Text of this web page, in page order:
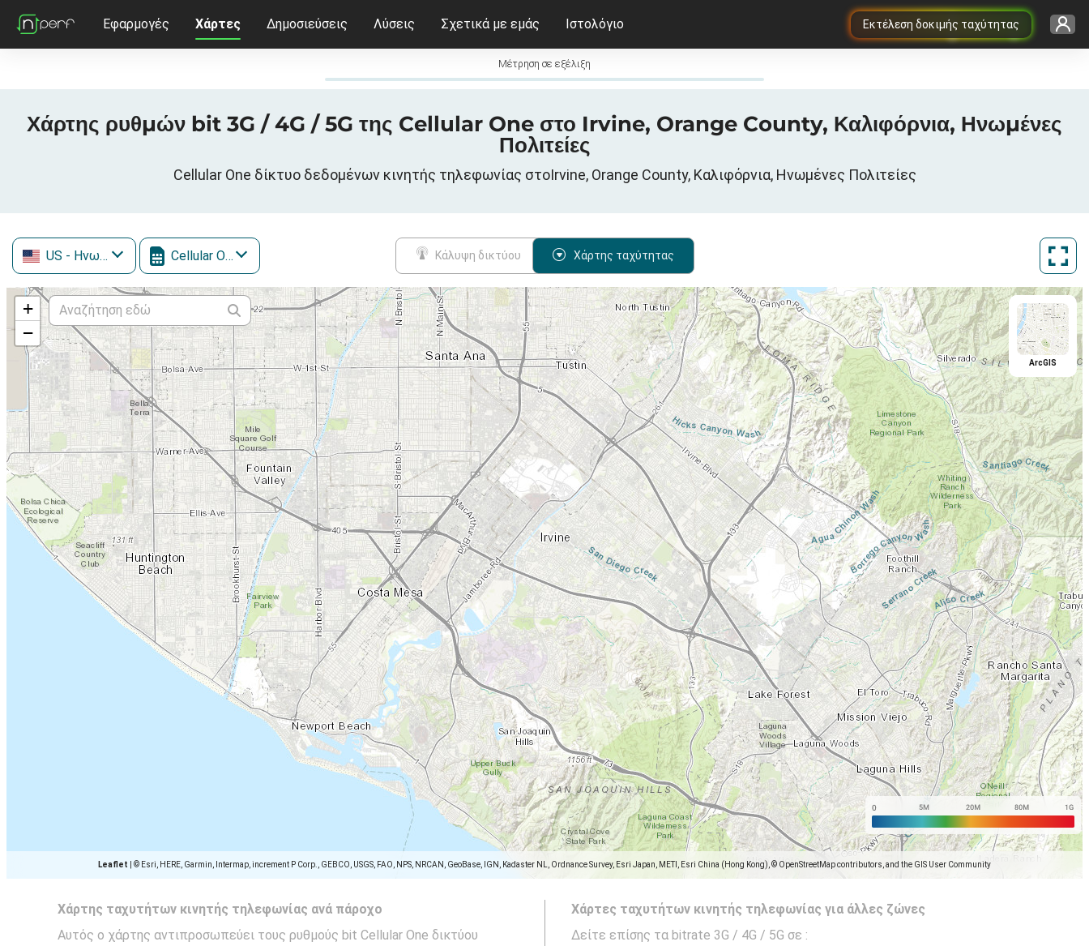
Εκτέλεση δοκιμής ταχύτητας
Εφαρμογές Χάρτες Δημοσιεύσεις Λύσεις Σχετικά με εμάς Ιστολόγιο
Μέτρηση σε εξέλιξη
Χάρτης ρυθμών bit 3G / 4G / 5G της Cellular One στο Irvine, Orange County, Καλιφόρνια, Ηνωμένες
Πολιτείες
Cellular One δίκτυο δεδομένων κινητής τηλεφωνίας στοIrvine, Orange County, Καλιφόρνια, Ηνωμένες Πολιτείες
US - Ηνωμένες Πολιτείες Cellular One Κάλυψη δικτύου Χάρτης ταχύτητας
+
−
Leaflet © Esri, HERE, Garmin, Intermap, increment P Corp., GEBCO, USGS, FAO, NPS, NRCAN, GeoBase, IGN, Kadaster NL, Ordnance Survey, Esri Japan, METI, Esri China (Hong Kong), © OpenStreetMap contributors, and the GIS User Community
ArcGIS
Χάρτης ταχυτήτων κινητής τηλεφωνίας ανά πάροχο
Αυτός ο χάρτης αντιπροσωπεύει τους ρυθμούς bit Cellular One δικτύου
Χάρτες ταχυτήτων κινητής τηλεφωνίας για άλλες ζώνες
Δείτε επίσης τα bitrate 3G / 4G / 5G σε :